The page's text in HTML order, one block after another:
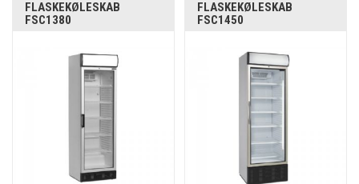
FLASKEKØLESKAB
FSC1380
FLASKEKØLESKAB
FSC1450